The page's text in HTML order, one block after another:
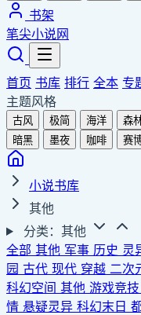
书架
笔尖小说网
首页 书库 排行 全本 专
主题风格
古风 极简 海洋 森
暗黑
墨夜 咖啡 赛
小说书库
其他
分类：其他
全部 其他 军事 历史 灵
园 古代 现代 穿越 二次
科幻空间 其他 游戏竞技
情 悬疑灵异 科幻末日